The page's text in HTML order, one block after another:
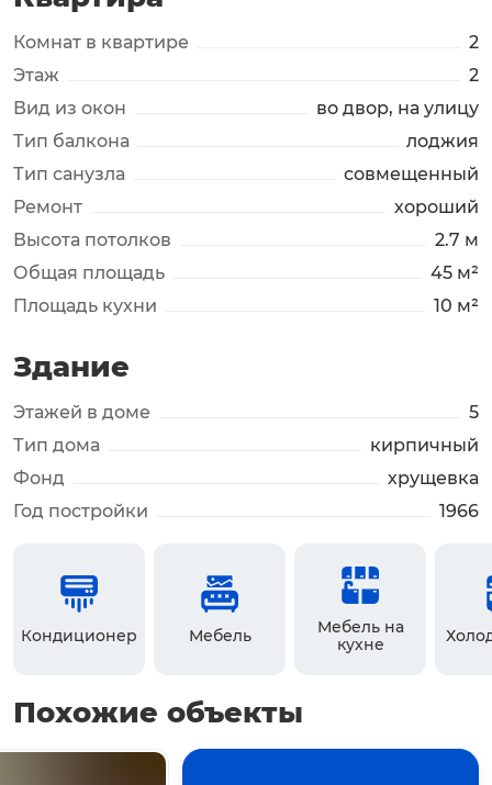
Комнат в квартире
2
Этаж
2
Вид из окон
во двор, на улицу
Тип балкона
лоджия
Тип санузла
совмещенный
Ремонт
хороший
Высота потолков
2.7 м
Общая площадь
45 м²
Площадь кухни
10 м²
Здание
Этажей в доме
5
Тип дома
кирпичный
Фонд
хрущевка
Год постройки
1966
Кондиционер Мебель
Мебель на
кухне
Похожие объекты